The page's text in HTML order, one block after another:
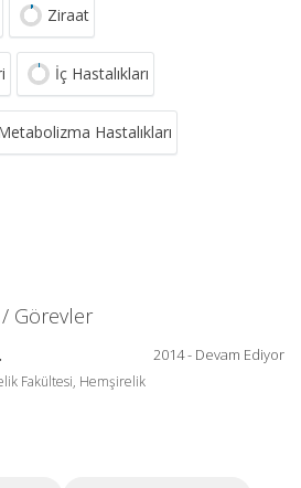
Ziraat
İç Hastalıkları
Hastalıkları
Görevler
2014 - Devam Ediyor
Fakültesi, Hemşirelik